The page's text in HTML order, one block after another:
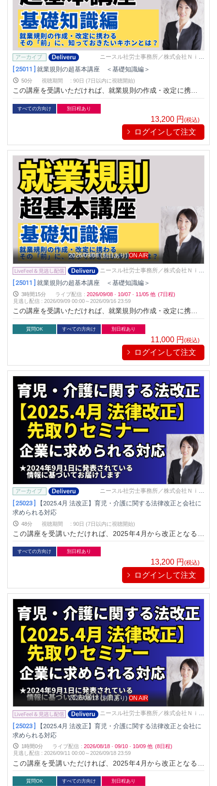
ニースル社労士事務所／株式会社Ｎｉｅ
[ 25011 ] 就業規則の超基本講座 ＜基礎知識編＞
50分 視聴期間 : 90日 (7日以内に視聴開始)
この講座を受講いただければ、就業規則の作成・改定に携わる
その「前」に、 ぜひ知っておきたい「就業規則の超基本知識」
が学べます。
すべての方向け 別日程あり
13,200 円(税込)
ログインして注文
2026/09/08 (別日あり) ON AIR
ニースル社労士事務所／株式会社Ｎｉｅ
[ 25011 ] 就業規則の超基本講座 ＜基礎知識編＞
3時間15分 ライブ配信 : 2026/09/08 · 10/07 · 11/05 他 (7日程)
見逃し配信 :2026/09/09 00:00～2026/09/16 23:59
この講座を受講いただければ、就業規則の作成・改定に携わる
その「前」に、 ぜひ知っておきたい「就業規則の超基本知識」
が学べます。
質問OK すべての方向け 別日程あり
11,000 円(税込)
ログインして注文
ニースル社労士事務所／株式会社Ｎｉｅ
[ 25023 ]
【2025.4月 法改正】育児・介護に関する法律改正と会社に
求められる対応
48分 視聴期間 : 90日 (7日以内に視聴開始)
この講座を受講いただければ、2025年4月から改正となる育
児・介護に関する法律の概要を先取りできます。 お早めの情報
収集と会社で必要となる対応の準備にお役立てください。
すべての方向け 別日程あり
13,200 円 (税込)
ログインして注文
2026/08/18 (別日あり) ON AIR
ニースル社労士事務所／株式会社Ｎｉｅ
[ 25023 ]
【2025.4月 法改正】育児・介護に関する法律改正と会社に
求められる対応
1時間0分 ライブ配信 : 2026/08/18 · 09/10 · 10/09 他 (8日程)
見逃し配信 :2026/09/11 00:00～2026/09/18 23:59
この講座を受講いただければ、2025年4月から改正となる育
児・介護に関する法律の概要を先取りできます。 お早めの情報
収集と会社で必要となる対応の準備にお役立てください。
質問OK すべての方向け 別日程あり